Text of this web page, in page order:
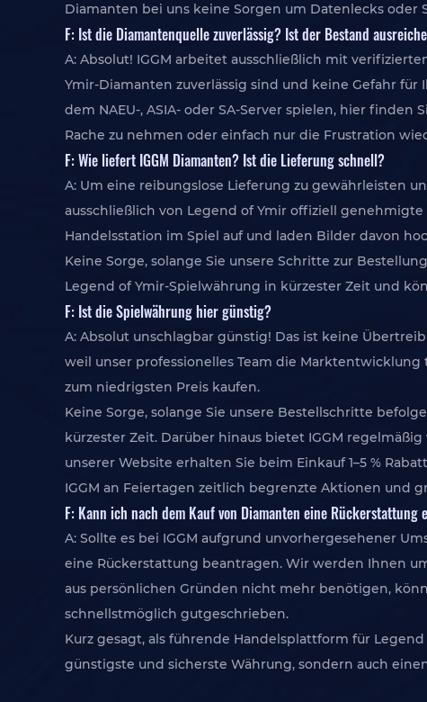
Diamanten bei uns keine Sorgen um Datenlecks oder
F: Ist die Diamantenquelle zuverlässig? Ist der Bestand
A: Absolut! IGGM arbeitet ausschließlich mit
Ymir-Diamanten zuverlässig sind und keine Gefahr
dem NAEU-, ASIA- oder SA-Server spielen, hier
Rache zu nehmen oder einfach nur die Frustration
F: Wie liefert IGGM Diamanten? Ist die Lieferung schnell?
A: Um eine reibungslose Lieferung zu gewährleisten
ausschließlich von Legend of Ymir offiziell
Handelsstation im Spiel auf und laden Bilder davon
Keine Sorge, solange Sie unsere Schritte zur
Legend of Ymir-Spielwährung in kürzester Zeit und
F: Ist die Spielwährung hier günstig?
A: Absolut unschlagbar günstig! Das ist keine
weil unser professionelles Team die
zum niedrigsten Preis kaufen.
Keine Sorge, solange Sie unsere Bestellschritte
kürzester Zeit. Darüber hinaus bietet IGGM
unserer Website erhalten Sie beim Einkauf 1–5 %
IGGM an Feiertagen zeitlich begrenzte Aktionen und
F: Kann ich nach dem Kauf von Diamanten eine Rückerstattung
A: Sollte es bei IGGM aufgrund unvorhergesehener
eine Rückerstattung beantragen. Wir werden Ihnen
aus persönlichen Gründen nicht mehr benötigen,
schnellstmöglich gutgeschrieben.
Kurz gesagt, als führende Handelsplattform für
günstigste und sicherste Währung, sondern auch